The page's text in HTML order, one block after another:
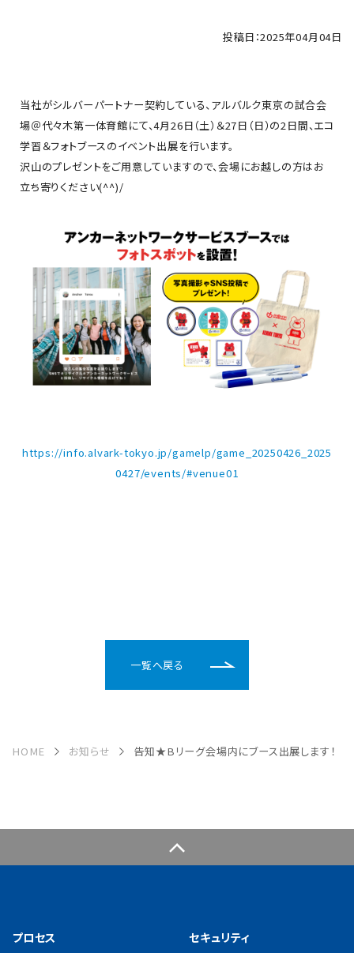
投稿日：2025年04月04日
当社がシルバーパートナー契約している、アルバルク東京の試合会
場＠代々木第一体育館にて、4月26日（土）＆27日（日）の2日間、エコ
学習＆フォトブースのイベント出展を行います。
沢山のプレゼントをご用意していますので、会場にお越しの方はお
立ち寄りください(^^)/
https://info.alvark-tokyo.jp/gamelp/game_20250426_2025
0427/events/#venue01
一覧へ戻る
HOME お知らせ 告知★Bリーグ会場内にブース出展します！
プロセス セキュリティ